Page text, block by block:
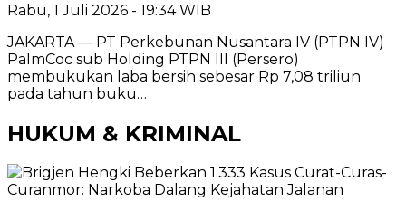
Rabu, 1 Juli 2026 - 19:34 WIB
JAKARTA — PT Perkebunan Nusantara IV (PTPN IV)
PalmCoc sub Holding PTPN III (Persero)
membukukan laba bersih sebesar Rp 7,08 triliun
pada tahun buku…
HUKUM & KRIMINAL